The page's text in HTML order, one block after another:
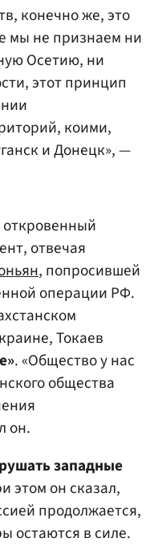
конечно же, это
мы не признаем ни
Осетию, ни
этот принцип
коими,
и Донецк», —
откровенный
отвечая
, попросившей
операции РФ.
Токаев
. «Общество у нас
общества
он.
западные
этом он сказал,
продолжается,
остаются в силе.